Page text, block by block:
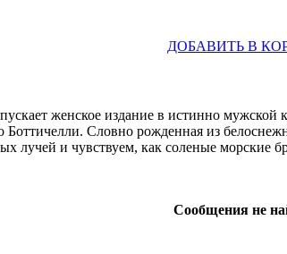
ДОБАВИТЬ В
женское издание в истинно
Словно рожденная из
лучей и чувствуем, как соленые морские
Сообщения не